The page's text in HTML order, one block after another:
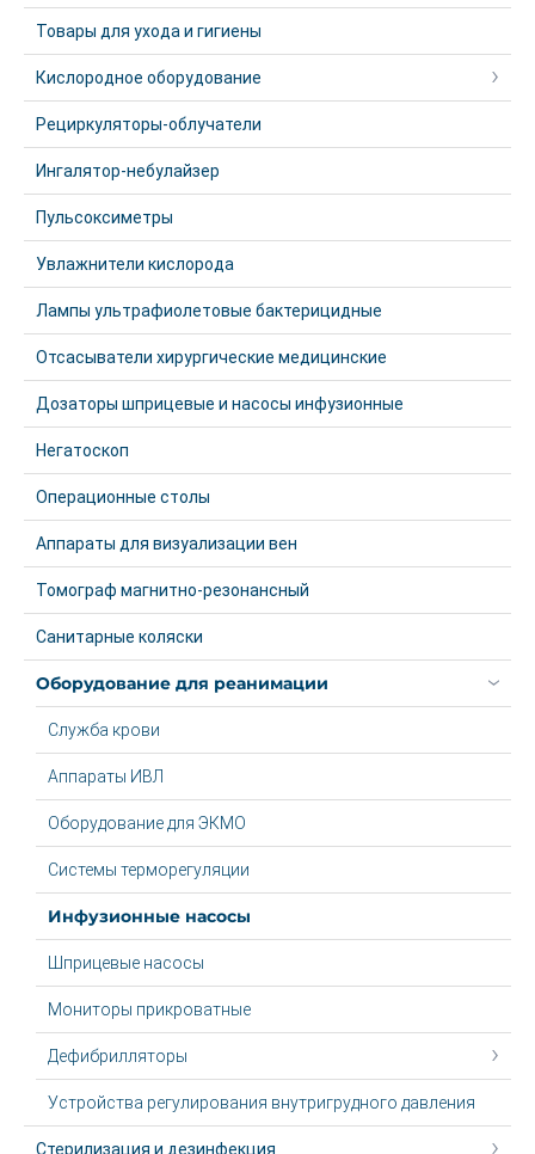
Товары для ухода и гигиены
Кислородное оборудование
Рециркуляторы-облучатели
Ингалятор-небулайзер
Пульсоксиметры
Увлажнители кислорода
Лампы ультрафиолетовые бактерицидные
Отсасыватели хирургические медицинские
Дозаторы шприцевые и насосы инфузионные
Негатоскоп
Операционные столы
Аппараты для визуализации вен
Томограф магнитно-резонансный
Санитарные коляски
Оборудование для реанимации
Служба крови
Аппараты ИВЛ
Оборудование для ЭКМО
Системы терморегуляции
Инфузионные насосы
Шприцевые насосы
Мониторы прикроватные
Дефибрилляторы
Устройства регулирования внутригрудного давления
Стерилизация и дезинфекция